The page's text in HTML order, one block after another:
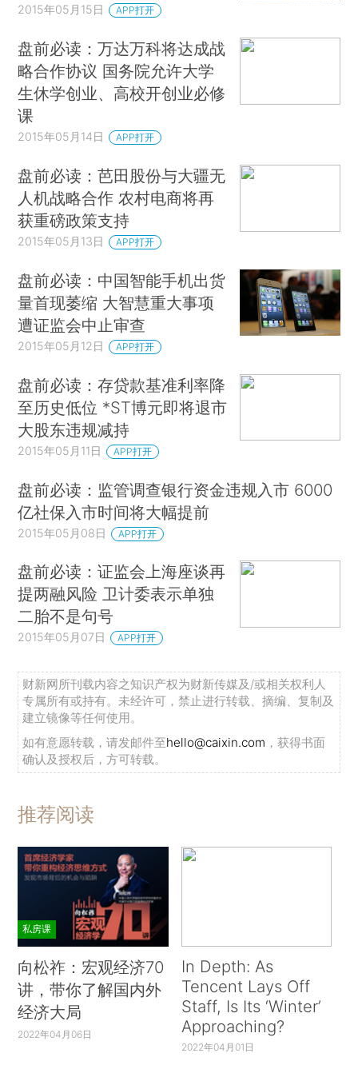
2015年05月15日 APP打开
盘前必读：万达万科将达成战
略合作协议 国务院允许大学
生休学创业、高校开创业必修
课
2015年05月14日 APP打开
盘前必读：芭田股份与大疆无
人机战略合作 农村电商将再
获重磅政策支持
2015年05月13日 APP打开
盘前必读：中国智能手机出货
量首现萎缩 大智慧重大事项
遭证监会中止审查
2015年05月12日 APP打开
盘前必读：存贷款基准利率降
至历史低位 *ST博元即将退市
大股东违规减持
2015年05月11日 APP打开
盘前必读：监管调查银行资金违规入市 6000
亿社保入市时间将大幅提前
2015年05月08日 APP打开
盘前必读：证监会上海座谈再
提两融风险 卫计委表示单独
二胎不是句号
2015年05月07日 APP打开
财新网所刊载内容之知识产权为财新传媒及/或相关权利人
专属所有或持有。未经许可，禁止进行转载、摘编、复制及
建立镜像等任何使用。
如有意愿转载，请发邮件至hello@caixin.com ，获得书面
确认及授权后，方可转载。
推荐阅读
私房课
向松祚：宏观经济70
讲，带你了解国内外
经济大局
2022年04月06日
In Depth: As
Tencent Lays Off
Staff, Is Its ‘Winter’
Approaching?
2022年04月01日